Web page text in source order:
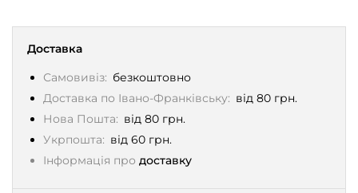
Доставка
Самовивіз: безкоштовно
Доставка по Івано-Франківську: від 80 грн.
Нова Пошта: від 80 грн.
Укрпошта: від 60 грн.
Інформація про доставку